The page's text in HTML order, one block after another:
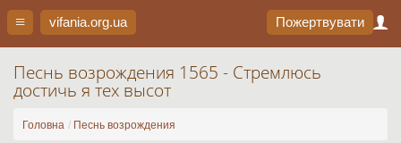
vifania.org.ua Пожертвувати
Песнь возрождения 1565 - Стремлюсь
достичь я тех высот
Головна Песнь возрождения